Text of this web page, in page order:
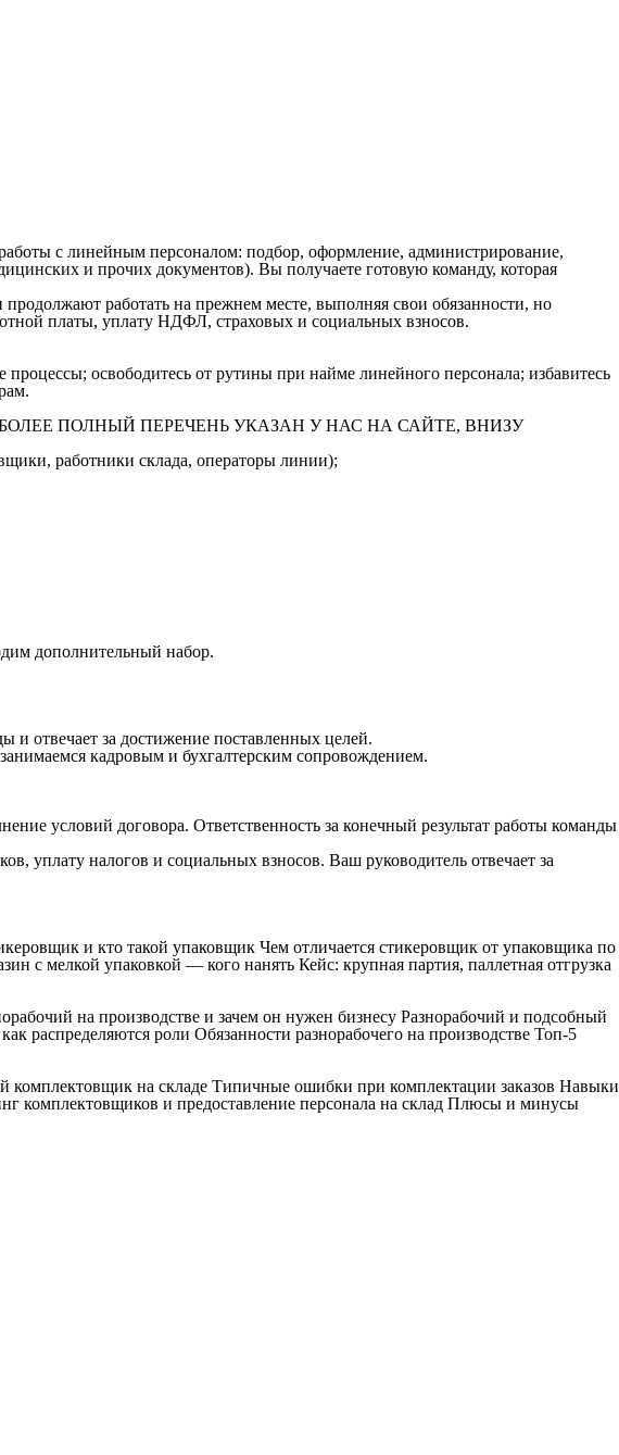
с линейным персоналом: подбор, оформление, администрирование,
и прочих документов). Вы получаете готовую команду, которая
работать на прежнем месте, выполняя свои обязанности, но
платы, уплату НДФЛ, страховых и социальных взносов.
освободитесь от рутины при найме линейного персонала; избавитесь
(НО БОЛЕЕ ПОЛНЫЙ ПЕРЕЧЕНЬ УКАЗАН У НАС НА САЙТЕ, ВНИЗУ
работники склада, операторы линии);
дополнительный набор.
и отвечает за достижение поставленных целей.
кадровым и бухгалтерским сопровождением.
условий договора. Ответственность за конечный результат работы команды
уплату налогов и социальных взносов. Ваш руководитель отвечает за
и кто такой упаковщик Чем отличается стикеровщик от упаковщика по
с мелкой упаковкой — кого нанять Кейс: крупная партия, паллетная отгрузка
на производстве и зачем он нужен бизнесу Разнорабочий и подсобный
распределяются роли Обязанности разнорабочего на производстве Топ-5
комплектовщик на складе Типичные ошибки при комплектации заказов Навыки
комплектовщиков и предоставление персонала на склад Плюсы и минусы